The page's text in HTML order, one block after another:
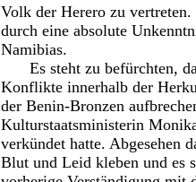
Volk der Herero zu
durch eine absolute
Namibias.
Es steht zu befürchten,
Konflikte innerhalb der
der Benin-Bronzen
Kulturstaatsministerin
verkündet hatte. Abgesehen
Blut und Leid kleben und es